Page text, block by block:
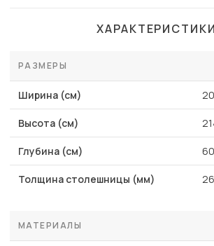
ХАРАКТЕРИСТИКИ
РАЗМЕРЫ
Ширина (см)
Высота (см)
Глубина (см) 60
Толщина столешницы (мм) 26
МАТЕРИАЛЫ